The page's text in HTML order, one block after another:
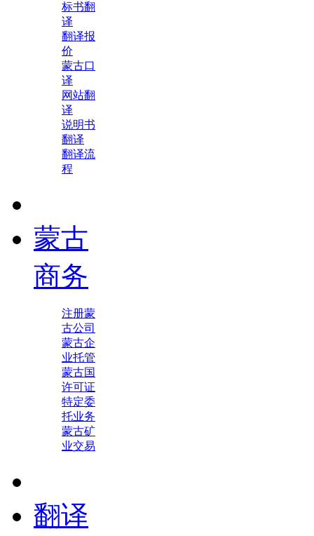
标书翻
译
翻译报
价
蒙古口
译
网站翻
译
说明书
翻译
翻译流
程
蒙古
商务
注册蒙
古公司
蒙古企
业托管
蒙古国
许可证
特定委
托业务
蒙古矿
业交易
翻译